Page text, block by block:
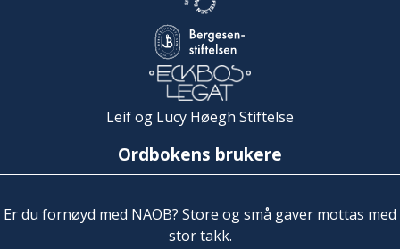
Leif og Lucy Høegh Stiftelse
Ordbokens brukere
Er du fornøyd med NAOB? Store og små gaver mottas med
stor takk.